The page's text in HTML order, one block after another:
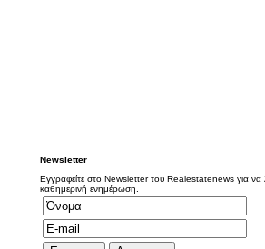
Newsletter
Εγγραφείτε στο Newsletter του Realestatenews για να
καθημερινή ενημέρωση.